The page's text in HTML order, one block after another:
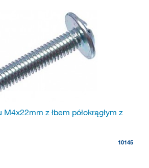
z łbem półokrągłym z
10145